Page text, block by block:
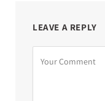
LEAVE A REPLY